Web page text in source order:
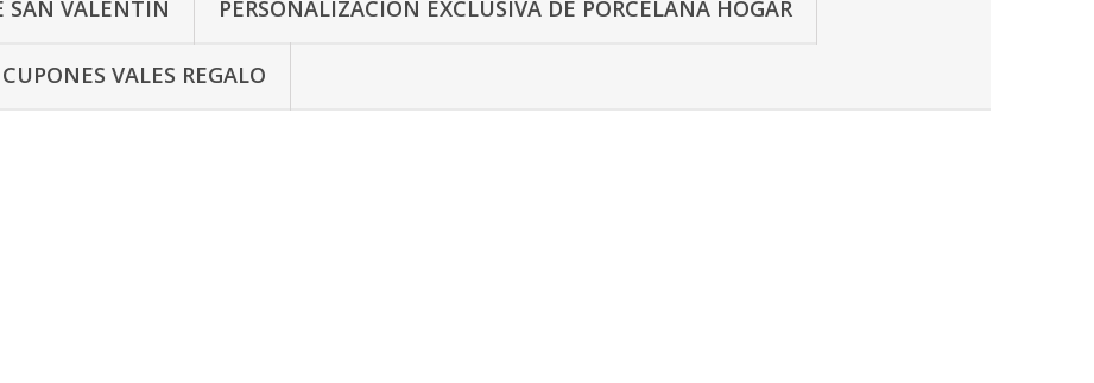
SAN VALENTIN PERSONALIZACION EXCLUSIVA DE PORCELANA HOGAR
CUPONES VALES REGALO